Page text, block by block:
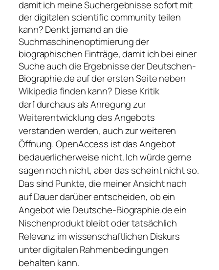
damit ich meine Suchergebnisse sofort mit
der digitalen scientific communityteilen
kann? Denkt jemand an die
Suchmaschinenoptimierung der
biographischen Einträge, damit ich bei einer
Suche auch die Ergebnisse der Deutschen-
Biographie.de auf der ersten Seite neben
Wikipedia finden kann? Diese Kritik
darf durchaus als Anregung zur
Weiterentwicklung des Angebots
verstanden werden, auch zur weiteren
Öffnung. OpenAccess ist das Angebot
bedauerlicherweise nicht. Ich würde gerne
sagen noch nicht, aber das scheint nicht so.
Das sind Punkte, die meiner Ansicht nach
auf Dauer darüber entscheiden, ob ein
Angebot wie Deutsche-Biographie.de ein
Nischenprodukt bleibt oder tatsächlich
Relevanz im wissenschaftlichen Diskurs
unter digitalen Rahmenbedingungen
behalten kann.